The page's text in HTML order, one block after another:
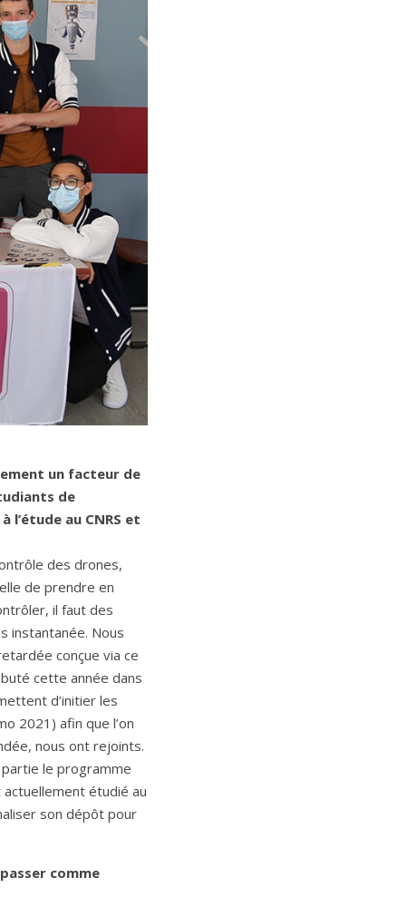
un facteur de
de
l’étude au CNRS et
des drones,
de prendre en
il faut des
instantanée. Nous
conçue via ce
cette année dans
d’initier les
2021) afin que l’on
nous ont rejoints.
le programme
étudié au
son dépôt pour
comme